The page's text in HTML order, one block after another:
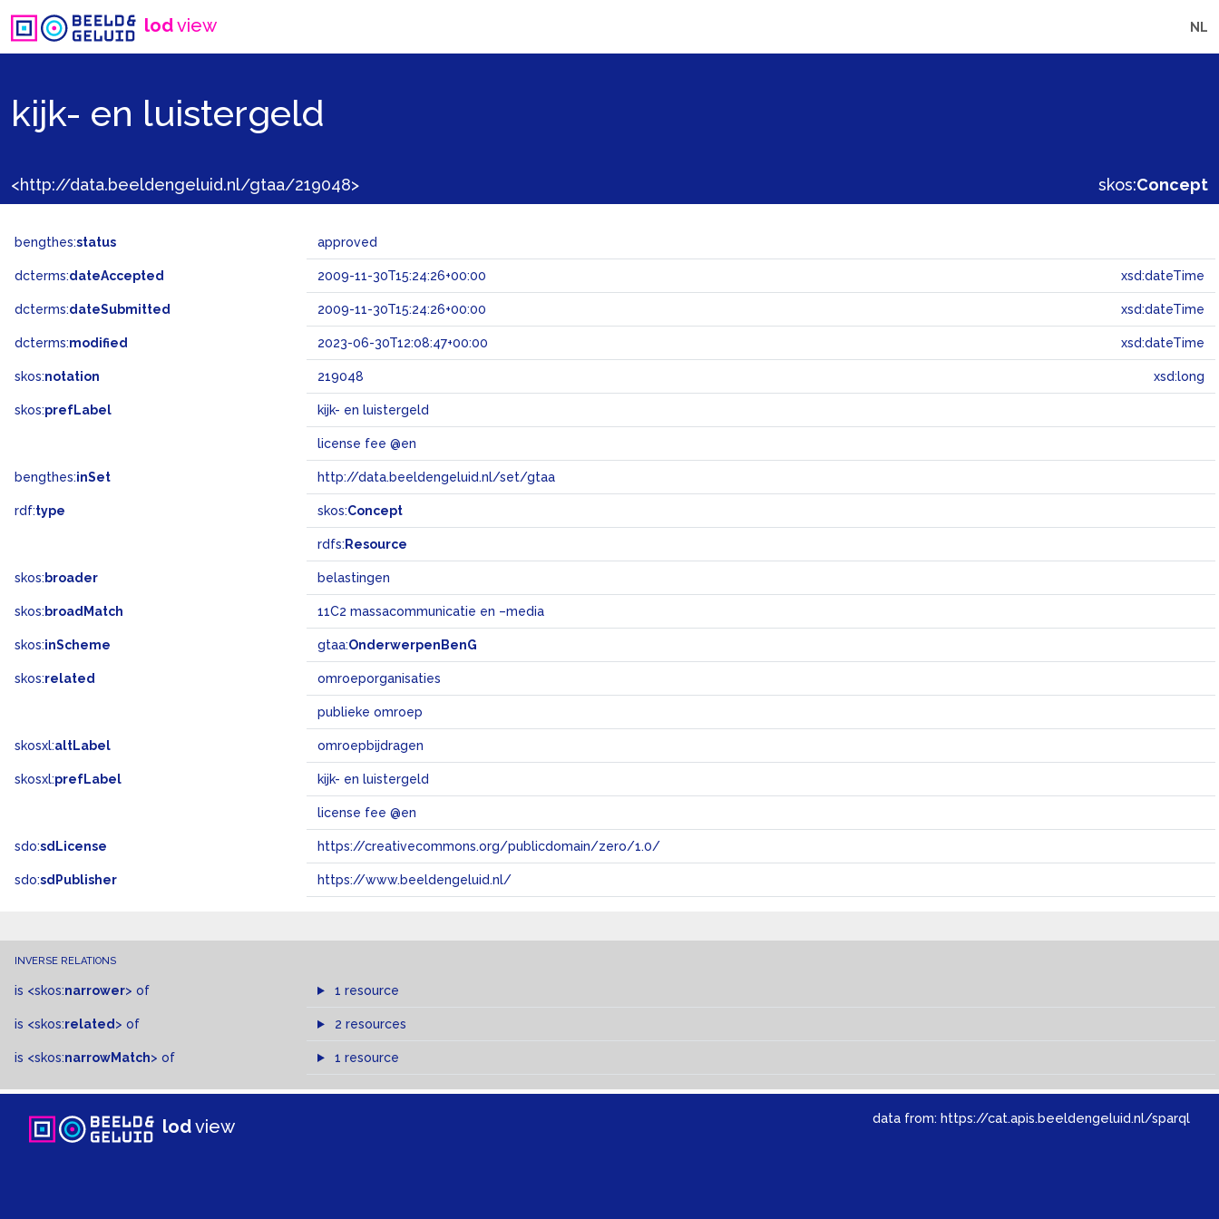
lodview NL
kijk- en luistergeld
<http://data.beeldengeluid.nl/gtaa/219048> skos:Concept
bengthes:status approved
dcterms:dateAccepted 2009-11-30T15:24:26+00:00 xsd:dateTime
dcterms:dateSubmitted 2009-11-30T15:24:26+00:00 xsd:dateTime
dcterms:modified 2023-06-30T12:08:47+00:00 xsd:dateTime
skos:notation 219048 xsd:long
skos:prefLabel kijk- en luistergeld
license fee @en
bengthes:inSet http://data.beeldengeluid.nl/set/gtaa
rdf:type skos:Concept
rdfs: Resource
skos: broader belastingen
skos: broadMatch 11C2 massacommunicatie en –media
skos:inScheme gtaa:OnderwerpenBenG
skos:related omroeporganisaties
publieke omroep
skosxl:altLabel omroepbijdragen
skosxl:prefLabel kijk- en luistergeld
license fee @en
sdo:sdLicense https://creativecommons.org/publicdomain/zero/1.0/
sdo:sdPublisher https://www.beeldengeluid.nl/
INVERSE RELATIONS
is <skos:narrower> of 1 resource
is <skos:related > of 2 resources
is <skos:narrowMatch> of 1 resource
lodview data from: https://cat.apis.beeldengeluid.nl/sparql